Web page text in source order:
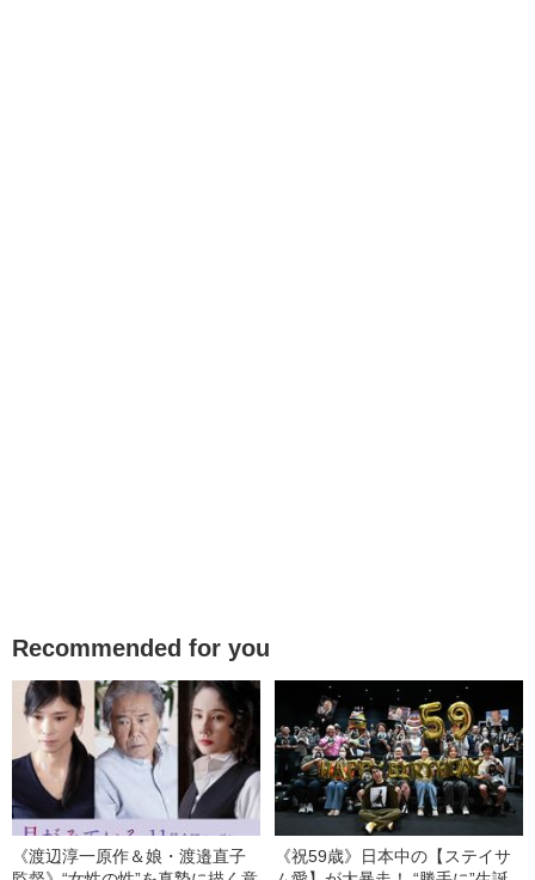
Recommended for you
《渡辺淳一原作＆娘・渡邉直子
《祝59歳》日本中の【ステイサ